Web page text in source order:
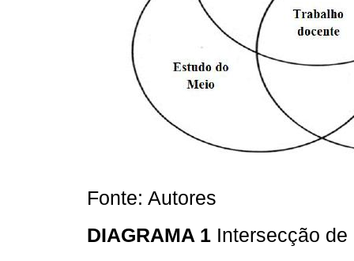
Fonte: Autores
DIAGRAMA 1 Intersecção